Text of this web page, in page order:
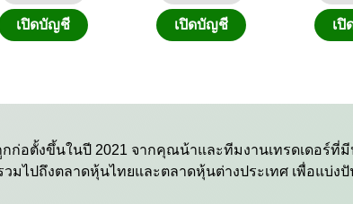
เปิดบัญชี เปิดบัญชี เ
ก่อตั้งขึ้นในปี 2021 จากคุณน้าและทีมงานเทรดเดอร์ที่
รวมไปถึงตลาดหุ้นไทยและตลาดหุ้นต่างประเทศ เพื่อแ